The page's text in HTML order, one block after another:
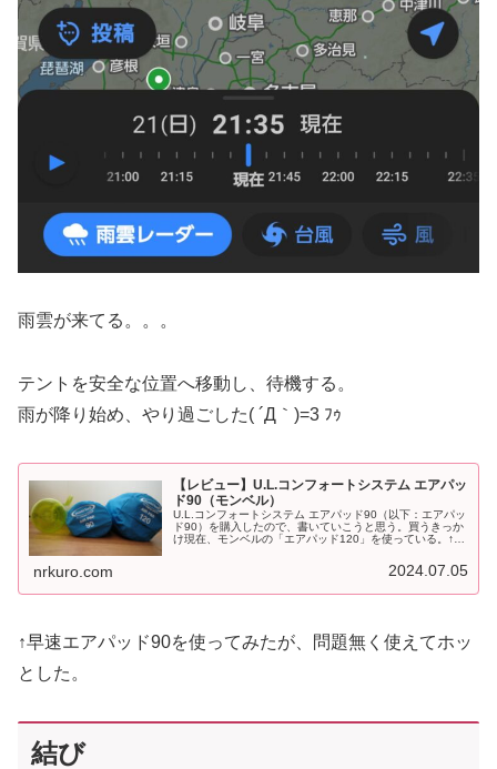
雨雲が来てる。。。
テントを安全な位置へ移動し、待機する。
雨が降り始め、やり過ごした( ´Д｀)=3 ﾌｩ
【レビュー】U.L.コンフォートシステム エアパッ
ド90（モンベル）
U.L.コンフォートシステム エアパッド90（以下：エアパッ
ド90）を購入したので、書いていこうと思う。買うきっか
け現在、モンベルの「エアパッド120」を使っている。↑自
nrkuro.com 2024.07.05
↑早速エアパッド90を使ってみたが、問題無く使えてホッ
とした。
結び